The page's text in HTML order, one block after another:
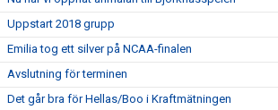
Uppstart 2018 grupp
Emilia tog ett silver på NCAA-finalen
Avslutning för terminen
Det går bra för Hellas/Boo i Kraftmätningen